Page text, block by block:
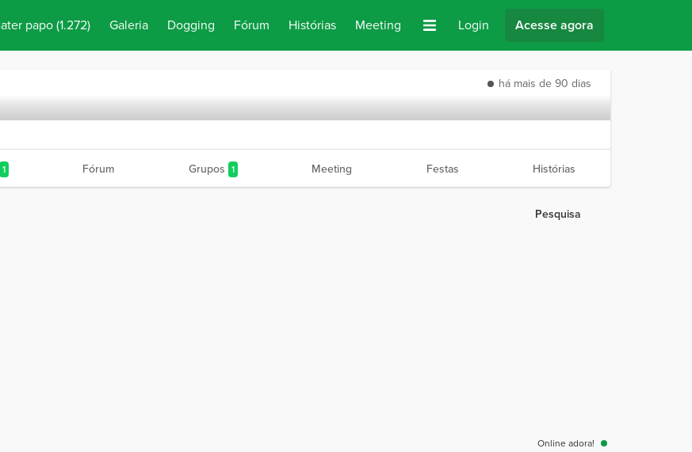
papo(1.272) Galeria Dogging Fórum Histórias Meeting Login Acesse agora
há mais de 90 dias
1 Fórum Grupos 1 Meeting Festas Histórias
Pesquisa
Online adora!